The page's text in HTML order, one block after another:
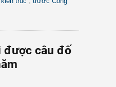
được câu đố